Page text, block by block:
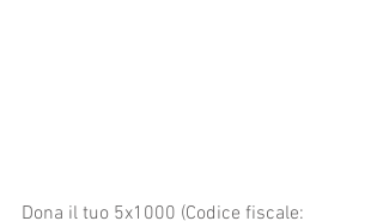
Dona il tuo 5x1000 (Codice fiscale: